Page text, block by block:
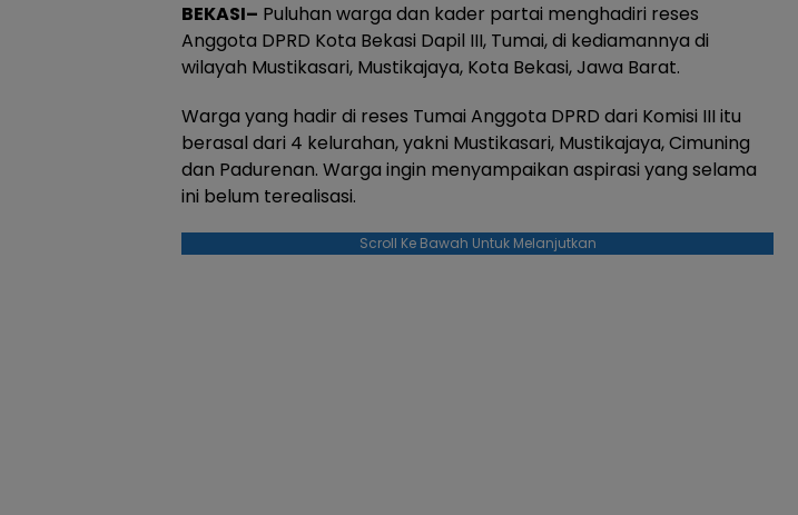
BEKASI– Puluhan warga dan kader partai menghadiri reses
Anggota DPRD Kota Bekasi Dapil III, Tumai, di kediamannya di
wilayah Mustikasari, Mustikajaya, Kota Bekasi, Jawa Barat.
Warga yang hadir di reses Tumai Anggota DPRD dari Komisi III itu
berasal dari 4 kelurahan, yakni Mustikasari, Mustikajaya, Cimuning
dan Padurenan. Warga ingin menyampaikan aspirasi yang selama
ini belum terealisasi.
Scroll Ke Bawah Untuk Melanjutkan